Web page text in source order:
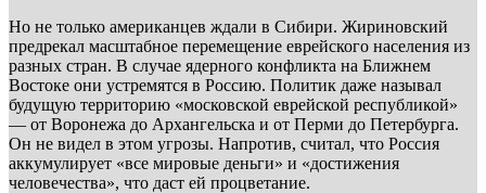
Но не только американцев ждали в Сибири. Жириновский
предрекал масштабное перемещение еврейского населения из
разных стран. В случае ядерного конфликта на Ближнем
Востоке они устремятся в Россию. Политик даже называл
будущую территорию «московской еврейской республикой»
— от Воронежа до Архангельска и от Перми до Петербурга.
Он не видел в этом угрозы. Напротив, считал, что Россия
аккумулирует «все мировые деньги» и «достижения
человечества», что даст ей процветание.